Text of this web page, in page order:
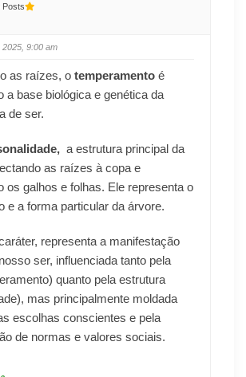
Posts
9:00 am
as raízes, o temperamento é
a base biológica e genética da
de ser.
a estrutura principal da
as raízes à copa e
os galhos e folhas. Ele representa o
e a forma particular da árvore.
representa a manifestação
ser, influenciada tanto pela
quanto pela estrutura
mas principalmente moldada
escolhas conscientes e pela
de normas e valores sociais.